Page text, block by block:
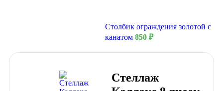
Столбик ограждения золотой с
канатом850₽
Стеллаж